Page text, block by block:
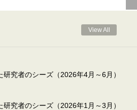
View All
究者のシーズ（2026年4月～6月）
究者のシーズ（2026年1月～3月）